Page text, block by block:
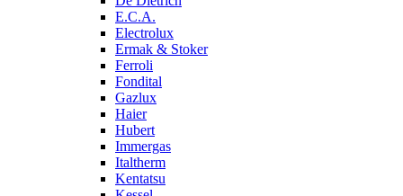
E.C.A.
Electrolux
Ermak & Stoker
Ferroli
Fondital
Gazlux
Haier
Hubert
Immergas
Italtherm
Kentatsu